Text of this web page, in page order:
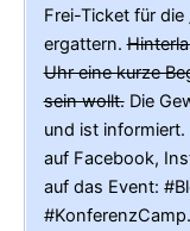
Frei-Ticket für die
ergattern.
Uhr eine kurze
sein wollt.Die
und ist
auf Facebook,
auf das Event: